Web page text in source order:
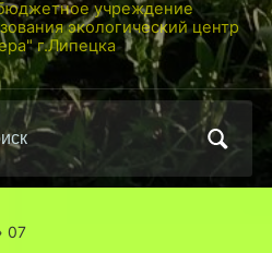
учреждение
экологический центр
г.Липецка
07